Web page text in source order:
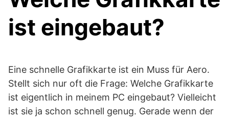
ist eingebaut?
Eine schnelle Grafikkarte ist ein Muss für Aero.
Stellt sich nur oft die Frage: Welche Grafikkarte
ist eigentlich in meinem PC eingebaut? Vielleicht
ist sie ja schon schnell genug. Gerade wenn der